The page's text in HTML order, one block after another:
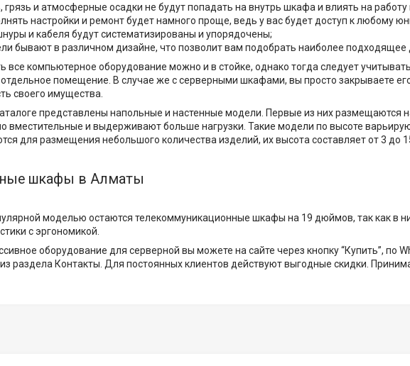
грязь и атмосферные осадки не будут попадать на внутрь шкафа и влиять на работу
настройки и ремонт будет намного проще, ведь у вас будет доступ к любому
и кабеля будут систематизированы и упорядочены;
бывают в различном дизайне, что позволит вам подобрать наиболее подходящее
все компьютерное оборудование можно и в стойке, однако тогда следует
помещение. В случае же с серверными шкафами, вы просто закрываете
своего имущества.
представлены напольные и настенные модели. Первые из них размещаются
вместительные и выдерживают больше нагрузки. Такие модели по высоте
для размещения небольшого количества изделий, их высота составляет от 3 до
шкафы в Алматы
моделью остаются телекоммуникационные шкафы на 19 дюймов, так как в
с эргономикой.
оборудование для серверной вы можете на сайте через кнопку “Купить”, по
раздела Контакты. Для постоянных клиентов действуют выгодные скидки.